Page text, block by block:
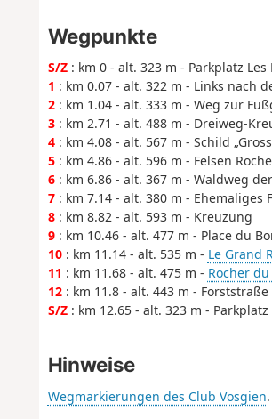
Wegpunkte
S/Z: km 0 - alt. 323 m - Parkplatz Les
1 : km 0.07 - alt. 322 m - Links nach
2: km 1.04 - alt. 333 m - Weg zur
3: km 2.71 - alt. 488 m - Dreiweg-
4: km 4.08 - alt. 567 m - Schild
5: km 4.86 - alt. 596 m - Felsen
6: km 6.86 - alt. 367 m - Waldweg
7: km 7.14 - alt. 380 m - Ehemaliges
8: km 8.82 - alt. 593 m - Kreuzung
9: km 10.46 - alt. 477 m - Place du
10: km 11.14 - alt. 535 m - Le Grand
11 : km 11.68 - alt. 475 m - Rocher
12: km 11.8 - alt. 443 m - Forststraße
S/Z: km 12.65 - alt. 323 m - Parkplatz
Hinweise
Wegmarkierungen des Club Vosgien.